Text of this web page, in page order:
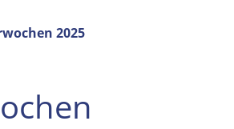
2025